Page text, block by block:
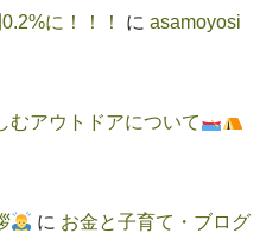
に！！！ に asamoyosi
むアウトドアについて
に お金と子育て・ブログ